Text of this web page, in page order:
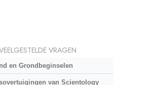
VRAGEN
en Grondbeginselen
van Scientology